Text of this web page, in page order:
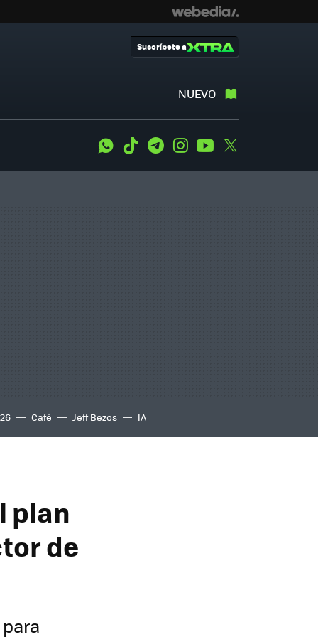
NUEVO
Suscríbete a
WhatsApp
Tiktok TelegramInstagramYoutube
Café Jeff Bezos IA
plan
de